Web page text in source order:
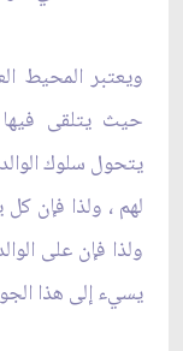
ويعتبر المحيط
حيث يتلقى
يتحول سلوك
لهم ، ولذا فإن
ولذا فإن على
يسيء إلى هذا